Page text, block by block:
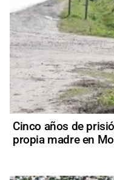
Cinco años de
propia madre en